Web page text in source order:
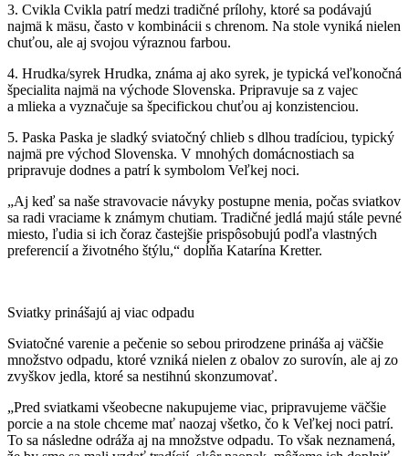
3. Cvikla Cvikla patrí medzi tradičné prílohy, ktoré sa podávajú
najmä k mäsu, často v kombinácii s chrenom. Na stole vyniká nielen
chuťou, ale aj svojou výraznou farbou.
4. Hrudka/syrek Hrudka, známa aj ako syrek, je typická veľkonočná
špecialita najmä na východe Slovenska. Pripravuje sa z vajec
a mlieka a vyznačuje sa špecifickou chuťou aj konzistenciou.
5. Paska Paska je sladký sviatočný chlieb s dlhou tradíciou, typický
najmä pre východ Slovenska. V mnohých domácnostiach sa
pripravuje dodnes a patrí k symbolom Veľkej noci.
„Aj keď sa naše stravovacie návyky postupne menia, počas sviatkov
sa radi vraciame k známym chutiam. Tradičné jedlá majú stále pevné
miesto, ľudia si ich čoraz častejšie prispôsobujú podľa vlastných
preferencií a životného štýlu,“ dopĺňa Katarína Kretter.
Sviatky prinášajú aj viac odpadu
Sviatočné varenie a pečenie so sebou prirodzene prináša aj väčšie
množstvo odpadu, ktoré vzniká nielen z obalov zo surovín, ale aj zo
zvyškov jedla, ktoré sa nestihnú skonzumovať.
„Pred sviatkami všeobecne nakupujeme viac, pripravujeme väčšie
porcie a na stole chceme mať naozaj všetko, čo k Veľkej noci patrí.
To sa následne odráža aj na množstve odpadu. To však neznamená,